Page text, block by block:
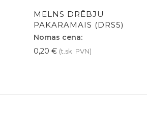
MELNS DRĒBJU
PAKARAMAIS (DRS5)
Nomas cena:
0,20 € (t.sk. PVN)